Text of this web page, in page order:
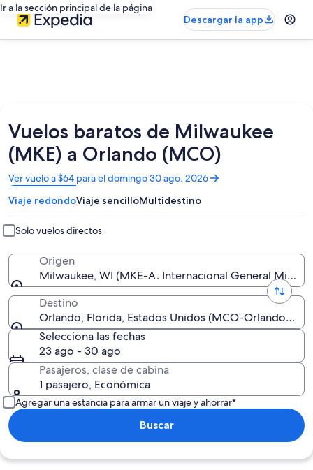
Ir a la sección principal de la página
Descargar la app
Vuelos baratos de Milwaukee
(MKE) a Orlando (MCO)
Ver vuelo a $64 para el domingo 30 ago. 2026
Se
abrirá
en
una
nueva
ventana
Viaje redondoViaje sencilloMultidestino
Solo vuelos directos
Origen
Milwaukee, WI (MKE-A. Internacional General
Destino
Orlando, Florida, Estados Unidos (MCO-Orlando Intl.)
Selecciona las fechas
23 ago - 30 ago
Pasajeros, clase de cabina
1 pasajero, Económica
Agregar una estancia para armar un viaje y ahorrar*
Buscar